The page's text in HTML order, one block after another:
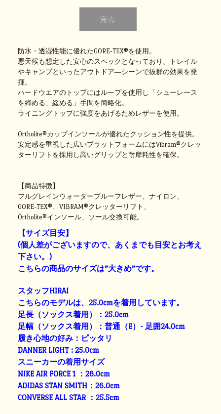
防水・透湿性能に優れたGORE-TEX®を使用。
悪天候も想定した安心のスペックとなっており、トレイル
やキャンプといったアウトドア―シーンで抜群の効果を発
揮。
ハードウエアのトップにはループを使用し「シューレース
を締める、緩める」手間を簡略化。
ライニングトップに強度をあげるためレザーを使用。
Ortholite®カップインソールが優れたクッション性を提供。
安定感を重視した広いプラットフォームにはVibram®クレッ
ターリフトを採用し高いグリップと耐摩耗性を確保。
【商品特徴】
フルグレインウォータープルーフレザー、ナイロン、
GORE-TEX®、VIBRAM®クレッターリフト、
Ortholite®インソール、ソール交換可能。
【サイズ目安】
(個人差がございますので、あくまでも目安とお考え
下さい。)
こちらの商品のサイズは”大きめ”です。
スタッフHIRAI
こちらのモデルは、25.0cmを着用しています。
足長（ソックス着用）：25.0cm
足幅（ソックス着用）：普通（E）- 足囲24.0cm
履き心地の好み：ピッタリ
DANNER LIGHT : 25.0cm
スニーカーの着用サイズ
NIKE AIR FORCE 1 ：26.0cm
ADIDAS STAN SMITH：26.0cm
CONVERSE ALL STAR ：25.5cm